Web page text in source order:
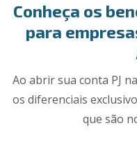
Conheça os
para
Ao abrir sua conta PJ
os diferenciais
que são